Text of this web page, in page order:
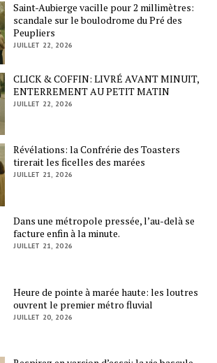
Saint-Aubierge vacille pour 2 millimètres:
scandale sur le boulodrome du Pré des
Peupliers
JUILLET 22, 2026
CLICK & COFFIN: LIVRÉ AVANT MINUIT,
ENTERREMENT AU PETIT MATIN
JUILLET 22, 2026
Révélations: la Confrérie des Toasters
tirerait les ficelles des marées
JUILLET 21, 2026
Dans une métropole pressée, l’au-delà se
facture enfin à la minute.
JUILLET 21, 2026
Heure de pointe à marée haute: les loutres
ouvrent le premier métro fluvial
JUILLET 20, 2026